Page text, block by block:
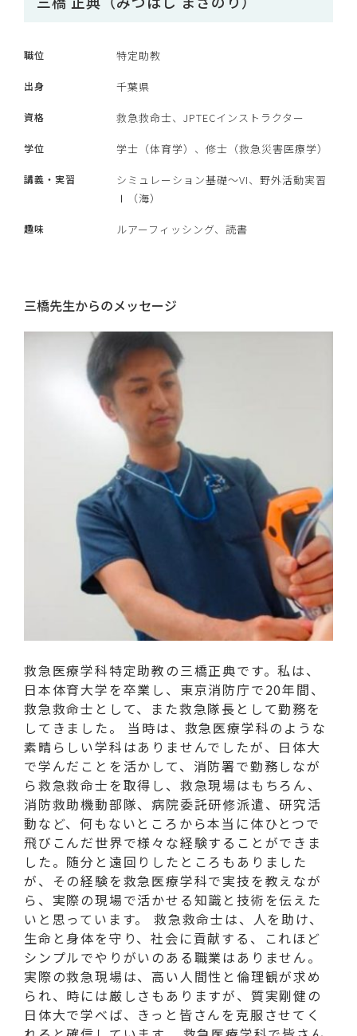
職位 特定助教
出身 千葉県
資格 救急救命士、JPTECインストラクター
学位 学士（体育学）、修士（救急災害医療学）
講義・実習
シミュレーション基礎～VI、野外活動実習
Ⅰ（海）
趣味 ルアーフィッシング、読書
三橋先生からのメッセージ
救急医療学科特定助教の三橋正典です。私は、
日本体育大学を卒業し、東京消防庁で20年間、
救急救命士として、また救急隊長として勤務を
してきました。 当時は、救急医療学科のような
素晴らしい学科はありませんでしたが、日体大
で学んだことを活かして、消防署で勤務しなが
ら救急救命士を取得し、救急現場はもちろん、
消防救助機動部隊、病院委託研修派遣、研究活
動など、何もないところから本当に体ひとつで
飛びこんだ世界で様々な経験することができま
した。随分と遠回りしたところもありました
が、その経験を救急医療学科で実技を教えなが
ら、実際の現場で活かせる知識と技術を伝えた
いと思っています。 救急救命士は、人を助け、
生命と身体を守り、社会に貢献する、これほど
シンプルでやりがいのある職業はありません。
実際の救急現場は、高い人間性と倫理観が求め
られ、時には厳しさもありますが、質実剛健の
日体大で学べば、きっと皆さんを克服させてく